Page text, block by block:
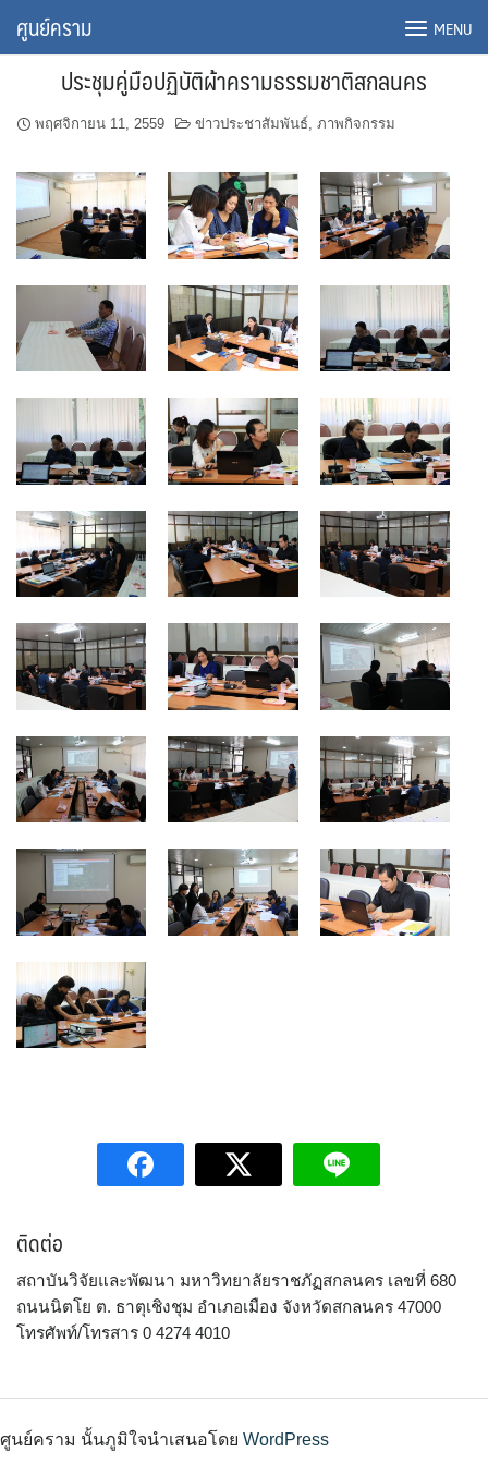
ศูนย์คราม MENU
ประชุมคู่มือปฏิบัติผ้าครามธรรมชาติสกลนคร
พฤศจิกายน 11, 2559 ข่าวประชาสัมพันธ์, ภาพกิจกรรม
ติดต่อ
สถาบันวิจัยและพัฒนา มหาวิทยาลัยราชภัฏสกลนคร เลขที่ 680
ถนนนิตโย ต. ธาตุเชิงชุม อำเภอเมือง จังหวัดสกลนคร 47000
โทรศัพท์/โทรสาร 0 4274 4010
ศูนย์คราม นั้นภูมิใจนำเสนอโดย WordPress